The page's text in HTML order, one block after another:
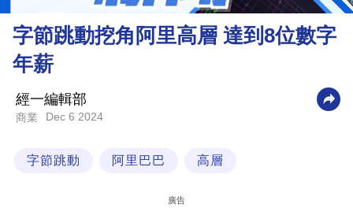
財
科
字節跳動挖角阿里高層 達到8位數字
年薪
經一編輯部
商業 Dec 6 2024
字節跳動 阿里巴巴 高層
廣告